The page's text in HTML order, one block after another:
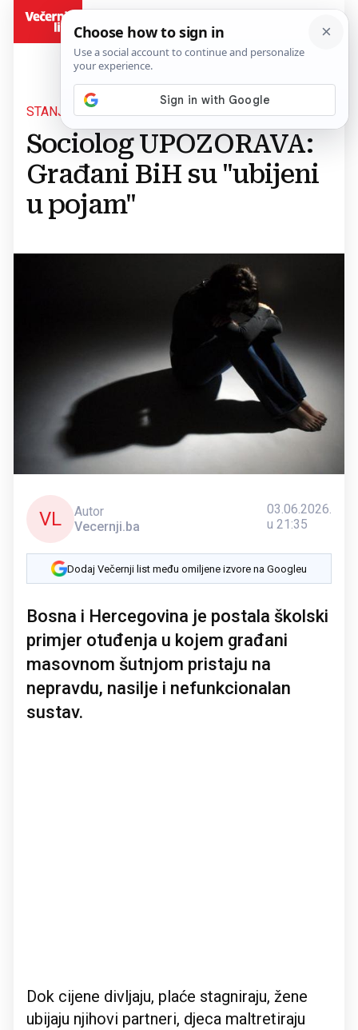
STANJE BEZNAĐA
Sociolog UPOZORAVA:
Građani BiH su "ubijeni
u pojam"
VL
Autor
Vecernji.ba
03.06.2026.
u 21:35
Dodaj Večernji list među omiljene izvore na Googleu
Bosna i Hercegovina je postala školski
primjer otuđenja u kojem građani
masovnom šutnjom pristaju na
nepravdu, nasilje i nefunkcionalan
sustav.
Dok cijene divljaju, plaće stagniraju, žene
ubijaju njihovi partneri, djeca maltretiraju